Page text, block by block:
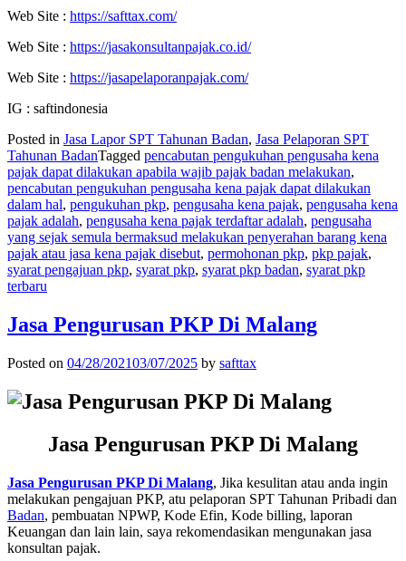
Web Site : https://safttax.com/
Web Site : https://jasakonsultanpajak.co.id/
Web Site : https://jasapelaporanpajak.com/
IG : saftindonesia
Posted in Jasa Lapor SPT Tahunan Badan, Jasa Pelaporan SPT
Tahunan BadanTagged pencabutan pengukuhan pengusaha kena
pajak dapat dilakukan apabila wajib pajak badan melakukan,
pencabutan pengukuhan pengusaha kena pajak dapat dilakukan
dalam hal, pengukuhan pkp, pengusaha kena pajak, pengusaha kena
pajak adalah, pengusaha kena pajak terdaftar adalah, pengusaha
yang sejak semula bermaksud melakukan penyerahan barang kena
pajak atau jasa kena pajak disebut, permohonan pkp, pkp pajak,
syarat pengajuan pkp, syarat pkp, syarat pkp badan, syarat pkp
terbaru
Jasa Pengurusan PKP Di Malang
Posted on 04/28/202103/07/2025 by safttax
Jasa Pengurusan PKP Di Malang
Jasa Pengurusan PKP Di Malang, Jika kesulitan atau anda ingin
melakukan pengajuan PKP, atu pelaporan SPT Tahunan Pribadi dan
Badan, pembuatan NPWP, Kode Efin, Kode billing, laporan
Keuangan dan lain lain, saya rekomendasikan mengunakan jasa
konsultan pajak.